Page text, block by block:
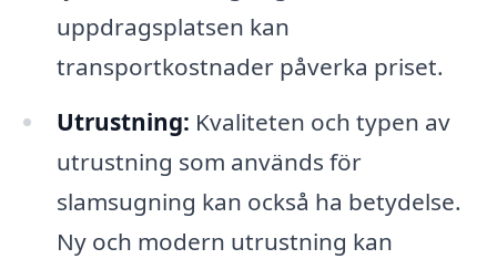
uppdragsplatsen kan
transportkostnader påverka priset.
Utrustning: Kvaliteten och typen av
utrustning som används för
slamsugning kan också ha betydelse.
Ny och modern utrustning kan